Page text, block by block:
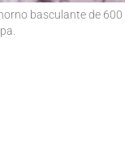
basculante de 600